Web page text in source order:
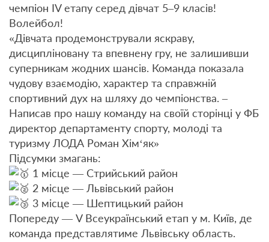
чемпіон IV етапу серед дівчат 5–9 класів!
Волейбол!
«Дівчата продемонстрували яскраву,
дисципліновану та впевнену гру, не залишивши
суперникам жодних шансів. Команда показала
чудову взаємодію, характер та справжній
спортивний дух на шляху до чемпіонства. –
Написав про нашу команду на своїй сторінці у ФБ
директор департаменту спорту, молоді та
туризму ЛОДА Роман Хім‘як»
Підсумки змагань:
1 місце — Стрийський район
2 місце — Львівський район
3 місце — Шептицький район
Попереду — V Всеукраїнський етап у м. Київ, де
команда представлятиме Львівську область.